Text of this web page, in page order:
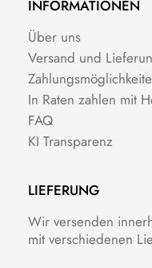
INFORMATIONEN
Über uns
Versand und
In Raten zahlen mit
FAQ
KI Transparenz
LIEFERUNG
Wir versenden
mit verschiedenen